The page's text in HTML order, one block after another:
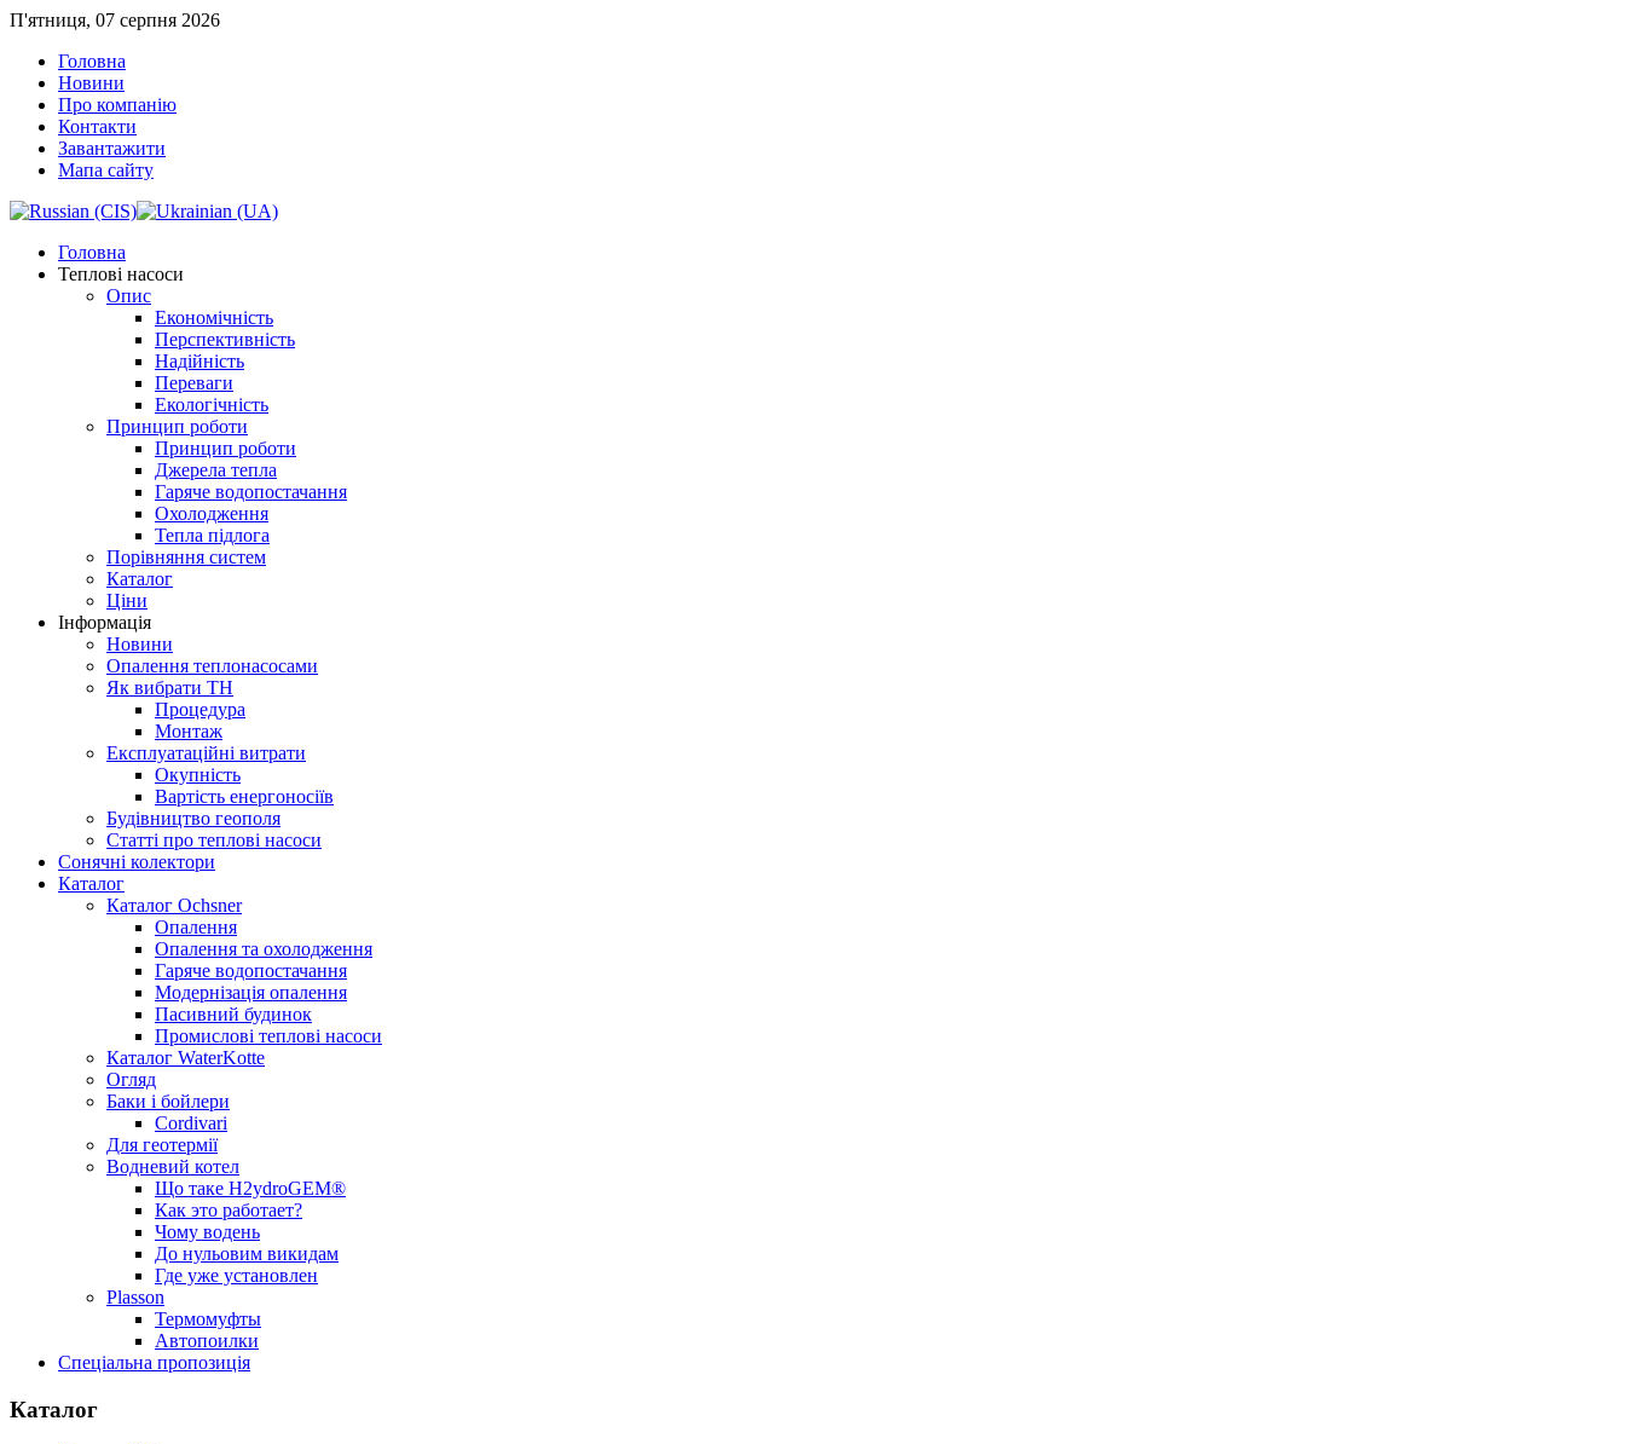
П'ятниця, 07 серпня 2026
Головна
Новини
Про компанію
Контакти
Завантажити
Мапа сайту
Головна
Теплові насоси
Опис
Економічність
Перспективність
Надійність
Переваги
Екологічність
Принцип роботи
Принцип роботи
Джерела тепла
Гаряче водопостачання
Охолодження
Тепла підлога
Порівняння систем
Каталог
Ціни
Інформація
Новини
Опалення теплонасосами
Як вибрати ТН
Процедура
Монтаж
Експлуатаційні витрати
Окупність
Вартість енергоносіїв
Будівництво геополя
Статті про теплові насоси
Сонячні колектори
Каталог
Каталог Ochsner
Опалення
Опалення та охолодження
Гаряче водопостачання
Модернізація опалення
Пасивний будинок
Промислові теплові насоси
Каталог WaterKotte
Огляд
Баки і бойлери
Cordivari
Для геотермії
Водневий котел
Що таке H2ydroGEM®
Как это работает?
Чому водень
До нульовим викидам
Где уже установлен
Plasson
Термомуфты
Автопоилки
Спеціальна пропозиція
Каталог